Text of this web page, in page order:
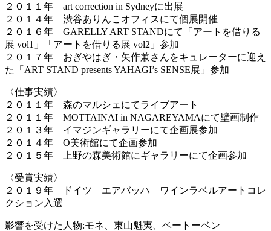
２０１１年 art correction in Sydneyに出展
２０１４年 渋谷ありんこオフィスにて個展開催
２０１６年 GARELLY ART STANDにて「アートを借りる
展 vol1」「アートを借りる展 vol2」参加
２０１７年 おぎやはぎ・矢作兼さんをキュレーターに迎え
た「ART STAND presents YAHAGI’s SENSE展」参加
〈仕事実績〉
２０１１年 森のマルシェにてライブアート
２０１１年 MOTTAINAI in NAGAREYAMAにて壁画制作
２０１３年 イマジンギャラリーにて企画展参加
２０１４年 O美術館にて企画参加
２０１５年 上野の森美術館にギャラリーにて企画参加
〈受賞実績〉
２０１９年 ドイツ エアバッハ ワインラベルアートコレ
クション入選
影響を受けた人物:モネ、東山魁夷、ベートーベン